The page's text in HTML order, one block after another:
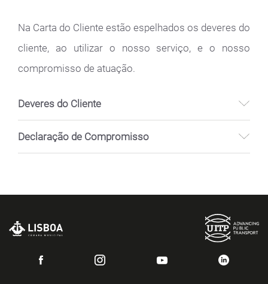
Na Carta do Cliente estão espelhados os deveres do
cliente, ao utilizar o nosso serviço, e o nosso
compromisso de atuação.
Deveres do Cliente
Declaração de Compromisso